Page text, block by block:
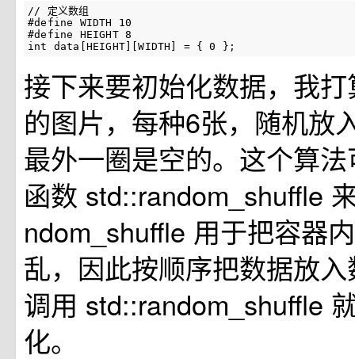
// 定义数组
#define WIDTH 10
#define HEIGHT 8
int data[HEIGHT][WIDTH] = { 0 };
接下来要初始化数据，我
的图片，每种6张，随机放
最外一圈是空的。这个算
函数 std::random_shuffle
ndom_shuffle 用于把容器
乱，因此按顺序把数据放
调用 std::random_shuffle
化。